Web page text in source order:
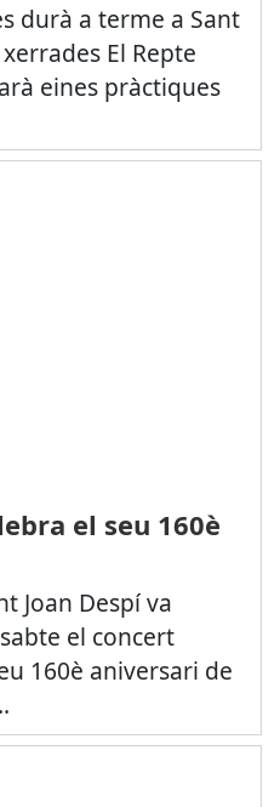
durà a terme a Sant
El Repte
eines pràctiques
el seu 160è
Joan Despí va
el concert
160è aniversari de